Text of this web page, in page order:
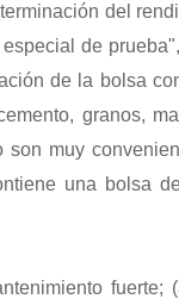
del
de
de la bolsa
granos,
muy
una bolsa
fuerte;